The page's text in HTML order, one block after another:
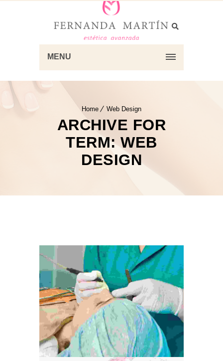
MENU
Home Web Design
ARCHIVE FOR
TERM: WEB
DESIGN